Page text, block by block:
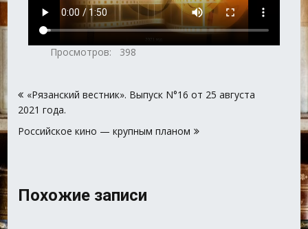
Просмотров: 398
по
записям
«Рязанский вестник». Выпуск N°16 от 25 августа
2021 года.
Российское кино — крупным планом
Похожие записи